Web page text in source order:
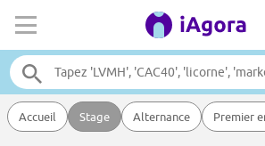
Accueil Stage Alternance Premier